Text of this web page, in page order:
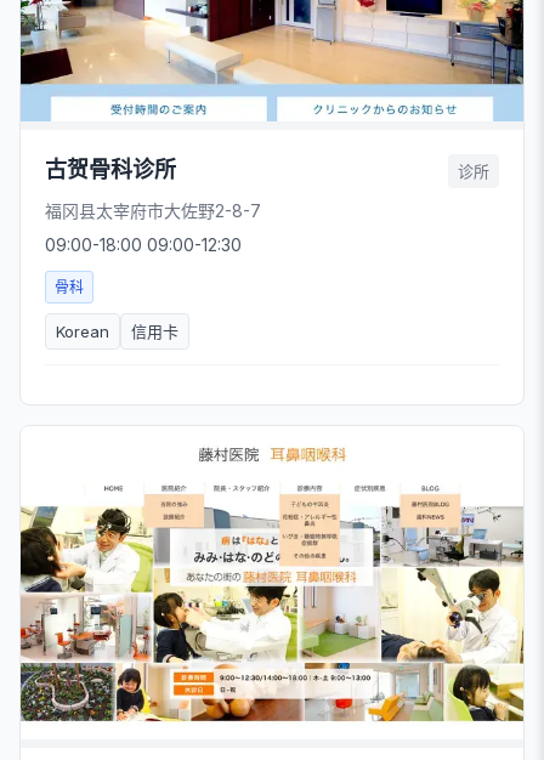
古贺骨科诊所 诊所
福冈县太宰府市大佐野2-8-7
09:00-18:00 09:00-12:30
骨科
Korean 信用卡